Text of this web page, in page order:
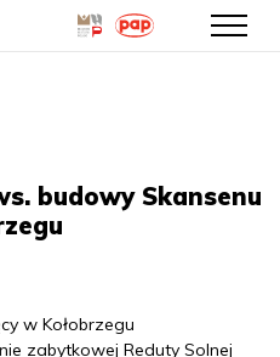
budowy Skansenu
w Kołobrzegu
zabytkowej Reduty Solnej